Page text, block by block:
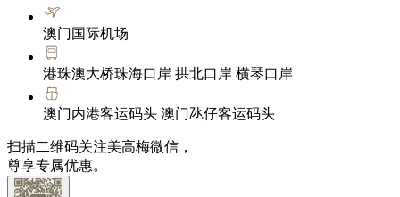
澳门国际机场
港珠澳大桥珠海口岸 拱北口岸 横琴口岸
澳门内港客运码头 澳门氹仔客运码头
扫描二维码关注美高梅微信，
尊享专属优惠。